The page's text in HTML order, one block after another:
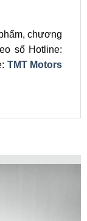
chương
số Hotline:
TMT Motors